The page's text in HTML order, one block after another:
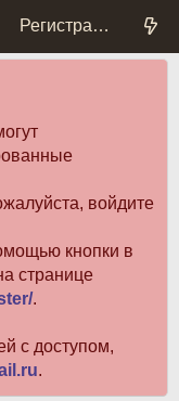
Регистрация
войдите
кнопки в
странице
.
с доступом,
.